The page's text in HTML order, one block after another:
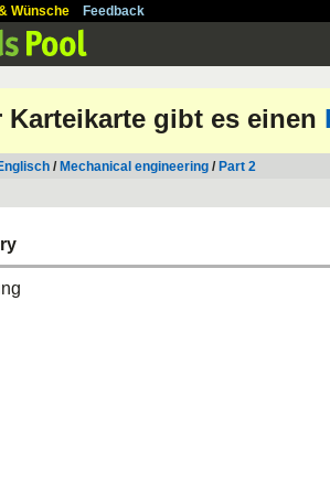
Wünsche Feedback
Karteikarte gibt es einen
/ Mechanical engineering / Part 2